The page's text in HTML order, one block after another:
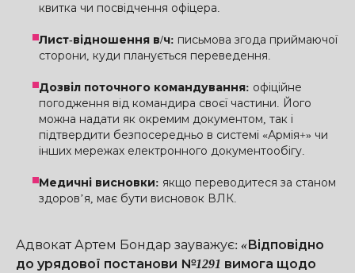
квитка чи посвідчення офіцера.
Лист-відношення в/ч: письмова згода приймаючої
сторони, куди планується переведення.
Дозвіл поточного командування: офіційне
погодження від командира своєї частини. Його
можна надати як окремим документом, так і
підтвердити безпосередньо в системі «Армія+» чи
інших мережах електронного документообігу.
Медичні висновки: якщо переводитеся за станом
здоров’я, має бути висновок ВЛК.
Адвокат Артем Бондар зауважує: «Відповідно
до урядової постанови №1291 вимога щодо